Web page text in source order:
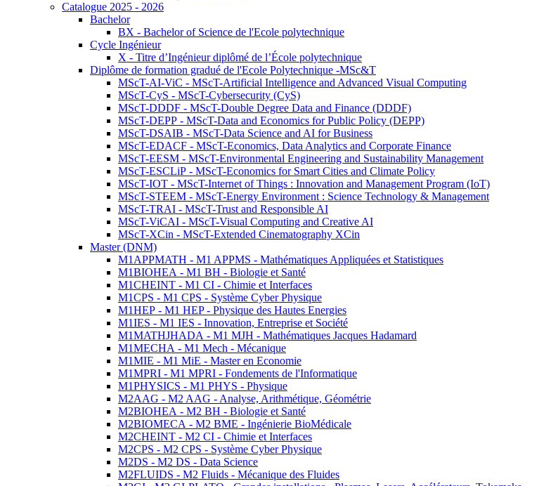
Catalogue 2025 - 2026
Bachelor
BX - Bachelor of Science de l'Ecole polytechnique
Cycle Ingénieur
X - Titre d’Ingénieur diplômé de l’École polytechnique
Diplôme de formation gradué de l'Ecole Polytechnique -MSc&T
MScT-AI-ViC - MScT-Artificial Intelligence and Advanced Visual Computing
MScT-CyS - MScT-Cybersecurity (CyS)
MScT-DDDF - MScT-Double Degree Data and Finance (DDDF)
MScT-DEPP - MScT-Data and Economics for Public Policy (DEPP)
MScT-DSAIB - MScT-Data Science and AI for Business
MScT-EDACF - MScT-Economics, Data Analytics and Corporate Finance
MScT-EESM - MScT-Environmental Engineering and Sustainability Management
MScT-ESCLiP - MScT-Economics for Smart Cities and Climate Policy
MScT-IOT - MScT-Internet of Things : Innovation and Management Program (IoT)
MScT-STEEM - MScT-Energy Environment : Science Technology & Management
MScT-TRAI - MScT-Trust and Responsible AI
MScT-ViCAI - MScT-Visual Computing and Creative AI
MScT-XCin - MScT-Extended Cinematography XCin
Master (DNM)
M1APPMATH - M1 APPMS - Mathématiques Appliquées et Statistiques
M1BIOHEA - M1 BH - Biologie et Santé
M1CHEINT - M1 CI - Chimie et Interfaces
M1CPS - M1 CPS - Système Cyber Physique
M1HEP - M1 HEP - Physique des Hautes Energies
M1IES - M1 IES - Innovation, Entreprise et Société
M1MATHJHADA - M1 MJH - Mathématiques Jacques Hadamard
M1MECHA - M1 Mech - Mécanique
M1MIE - M1 MiE - Master en Economie
M1MPRI - M1 MPRI - Fondements de l'Informatique
M1PHYSICS - M1 PHYS - Physique
M2AAG - M2 AAG - Analyse, Arithmétique, Géométrie
M2BIOHEA - M2 BH - Biologie et Santé
M2BIOMECA - M2 BME - Ingénierie BioMédicale
M2CHEINT - M2 CI - Chimie et Interfaces
M2CPS - M2 CPS - Système Cyber Physique
M2DS - M2 DS - Data Science
M2FLUIDS - M2 Fluids - Mécanique des Fluides